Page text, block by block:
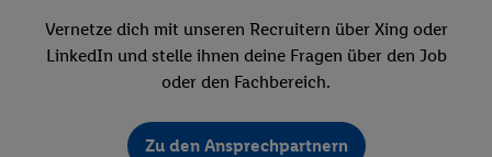
Vernetze dich mit unseren Recruitern über Xing oder
LinkedIn und stelle ihnen deine Fragen über den Job
oder den Fachbereich.
Zu den Ansprechpartnern